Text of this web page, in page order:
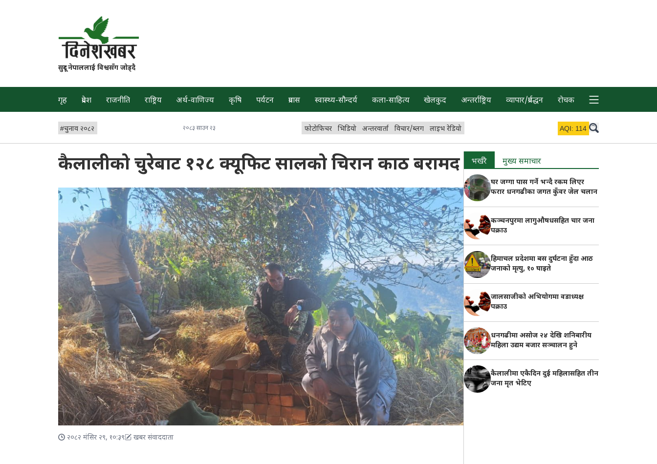
सुदूर नेपाललाई विश्वसँग जोड्दै
गृह प्रदेश राजनीति राष्ट्रिय अर्थ-वाणिज्य कृषि पर्यटन प्रवास स्वास्थ्य-सौन्दर्य कला-साहित्य खेलकुद अन्तर्राष्ट्रिय व्यापार/प्रर्वद्धन रोचक
#चुनाव २०८२ २०८३ साउन २३ फोटोफिचर भिडियो अन्तरवार्ता विचार/ब्लग लाइभ रेडियो AQI: 114
कैलालीको चुरेबाट १२८ क्यूफिट सालको चिरान काठ बरामद
२०८२ मंसिर २९, १०:३९ खबर संवाददाता
भर्खरै मुख्य समाचार
घर जग्गा पास गर्ने भन्दै रकम लिएर
फरार धनगढीका जगत कुँवर जेल चलान
कञ्चनपुरमा लागुऔषधसहित चार जना
पक्राउ
हिमाचल प्रदेशमा बस दुर्घटना हुँदा आठ
जनाको मृत्यु, १० घाइते
जालसाजीको अभियोगमा वडाध्यक्ष
पक्राउ
धनगढीमा असोज २४ देखि शनिबारीय
महिला उद्यम बजार सञ्चालन हुने
कैलालीमा एकैदिन दुई महिलासहित तीन
जना मृत भेटिए